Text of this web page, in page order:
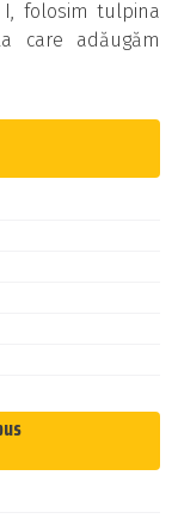
folosim tulpina
care adăugăm